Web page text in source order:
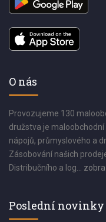
O nás
Provozujeme 130
družstva je
nápojů, průmyslového a
Zásobování našich
Distribučního a log...
Poslední novinky